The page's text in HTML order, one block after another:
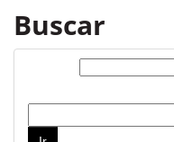
Buscar